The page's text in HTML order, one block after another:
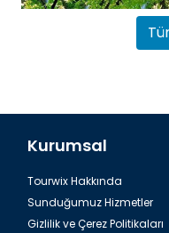
Antalya
Kurumsal
Tourwix Hakkında
Sunduğumuz Hizmetler
Gizlilik ve Çerez Politikaları